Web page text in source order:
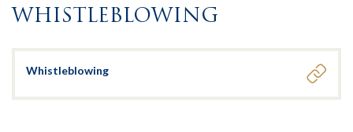
WHISTLEBLOWING
Whistleblowing